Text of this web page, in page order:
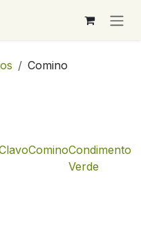
Comino
CominoCondimento
Verde